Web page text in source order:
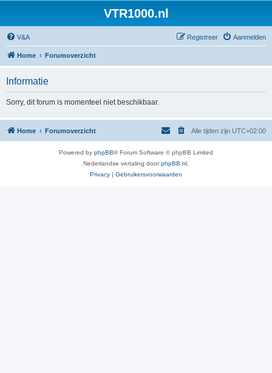
VTR1000.nl
V&A Aanmelden
Registreer
Home Forumoverzicht
Informatie
Sorry, dit forum is momenteel niet beschikbaar.
Home Forumoverzicht Alle tijden zijn UTC+02:00
Powered by phpBB® Forum Software © phpBB Limited
Nederlandse vertaling doorphpBB.nl
Privacy | Gebruikersvoorwaarden